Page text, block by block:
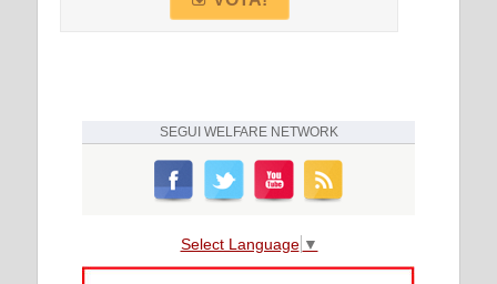
SEGUI WELFARE NETWORK
Select Language ▼